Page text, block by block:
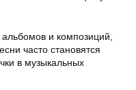
и композиций,
часто становятся
в музыкальных